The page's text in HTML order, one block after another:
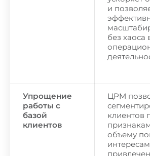
и
без хаоса
Упрощение
работы с
базой
клиентов
ЦРМ
клиентов
объему